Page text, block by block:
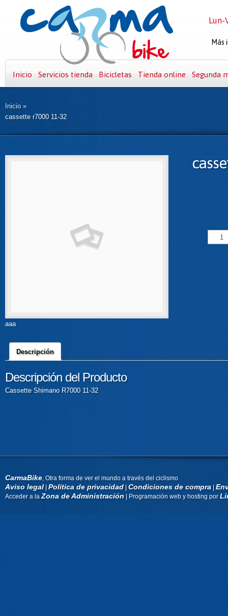
Inicio Servicios tienda Bicicletas Tienda online Segunda
Inicio »
cassette r7000 11-32
aaa
Descripción
Descripción del Producto
Cassette Shimano R7000 11-32
CarmaBike, Otra forma de ver el mundo a través del ciclismo
Aviso legal|Política de privacidad|Condiciones de compra|
Acceder a laZona de Administración| Programación web y hosting por
Lun-
Más